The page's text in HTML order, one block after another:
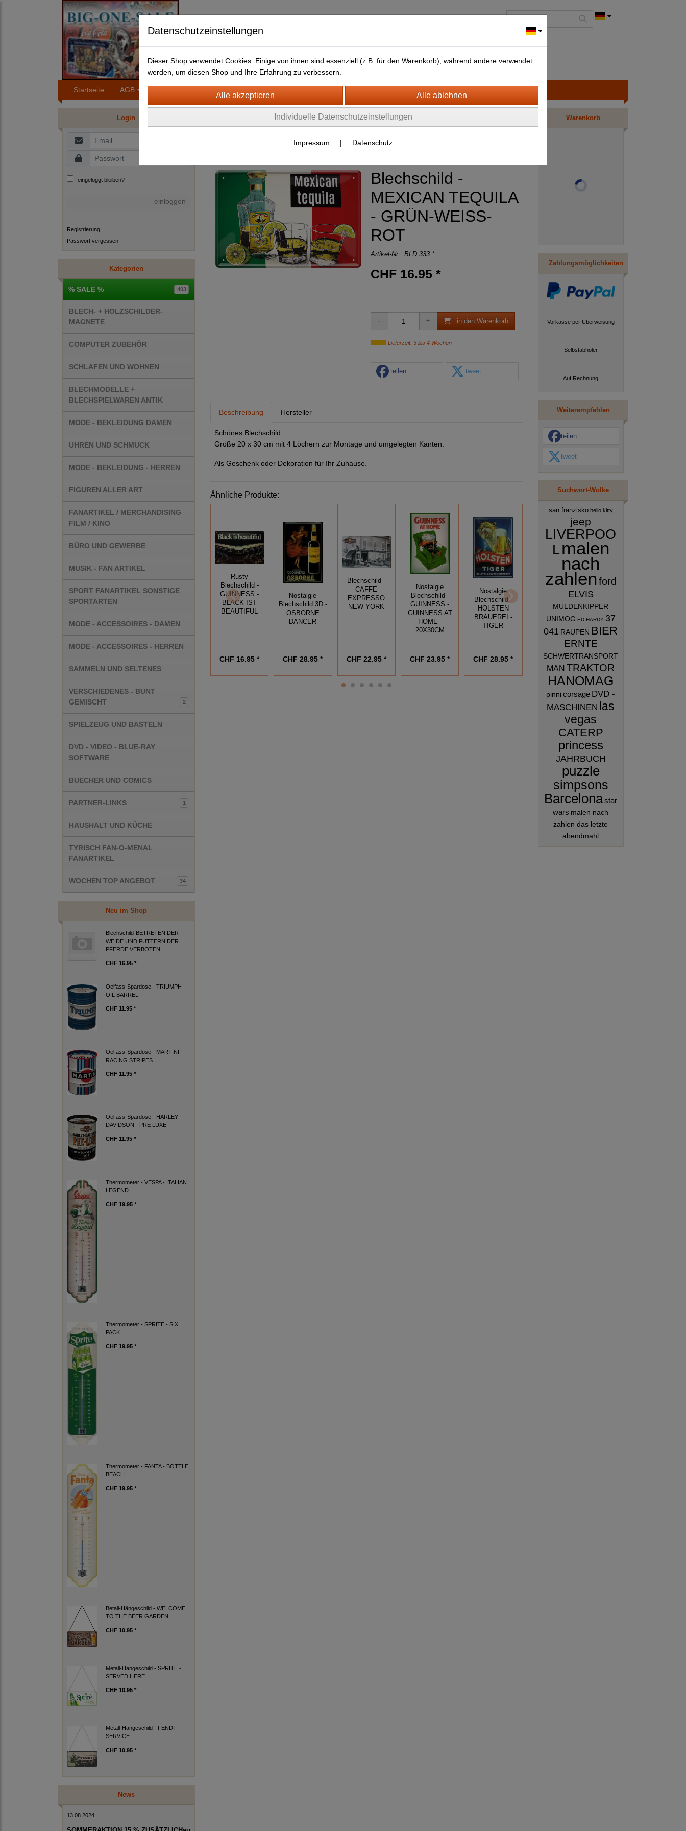
Startseite AGB Kontakt LIEFERFRISTEN ANFAHRTSWEG-GOOGLE MAP
Login
eingeloggt bleiben?
einloggen
Registrierung
Passwort vergessen
Kategorien
% SALE % 403
BLECH- + HOLZSCHILDER-
MAGNETE
COMPUTER ZUBEHÖR
SCHLAFEN UND WOHNEN
BLECHMODELLE +
BLECHSPIELWAREN ANTIK
MODE - BEKLEIDUNG DAMEN
UHREN UND SCHMUCK
MODE - BEKLEIDUNG - HERREN
FIGUREN ALLER ART
FANARTIKEL / MERCHANDISING
FILM / KINO
BÜRO UND GEWERBE
MUSIK - FAN ARTIKEL
SPORT FANARTIKEL SONSTIGE
SPORTARTEN
MODE - ACCESSOIRES - DAMEN
MODE - ACCESSOIRES - HERREN
SAMMELN UND SELTENES
VERSCHIEDENES - BUNT
GEMISCHT
2
SPIELZEUG UND BASTELN
DVD - VIDEO - BLUE-RAY
SOFTWARE
BUECHER UND COMICS
PARTNER-LINKS 1
HAUSHALT UND KÜCHE
TYRISCH FAN-O-MENAL
FANARTIKEL
WOCHEN TOP ANGEBOT 34
Neu im Shop
Blechschild-BETRETEN DER
WEIDE UND FÜTTERN DER
PFERDE VERBOTEN
CHF 16.95 *
Oelfass-Spardose - TRIUMPH -
OIL BARREL
CHF 11.95 *
Oelfass-Spardose - MARTINI -
RACING STRIPES
CHF 11.95 *
Oelfass-Spardose - HARLEY
DAVIDSON - PRE LUXE
CHF 11.95 *
Thermometer - VESPA - ITALIAN
LEGEND
CHF 19.95 *
Thermometer - SPRITE - SIX
PACK
CHF 19.95 *
Thermometer - FANTA - BOTTLE
BEACH
CHF 19.95 *
Betall-Hängeschild - WELCOME
TO THE BEER GARDEN
CHF 10.95 *
Metall-Hängeschild - SPRITE -
SERVED HERE
CHF 10.95 *
Metall-Hängeschild - FENDT
SERVICE
CHF 10.95 *
News
13.08.2024
BLECH- + HOLZSCHILDER-MAGNETE
BLECHSCHILDER CA. 20 X 30 CM
Blechschild -
MEXICAN TEQUILA
- GRÜN-WEISS-
ROT
Artikel-Nr.: BLD 333 *
CHF 16.95 *
in den Warenkorb
Lieferzeit: 3 bis 4 Wochen
teilen tweet
Beschreibung Hersteller
Schönes Blechschild
Größe 20 x 30 cm mit 4 Löchern zur Montage und umgelegten Kanten.
Als Geschenk oder Dekoration für Ihr Zuhause.
Ähnliche Produkte:
Rusty
Blechschild -
GUINNESS -
BLACK IST
BEAUTIFUL
CHF 16.95 *
Nostalgie
Blechschild 3D -
OSBORNE
DANCER
CHF 28.95 *
Blechschild -
CAFFE
EXPRESSO
NEW YORK
CHF 22.95 *
Nostalgie
Blechschild -
GUINNESS -
GUINNESS AT
HOME -
20X30CM
CHF 23.95 *
Nostalgie
Blechschild -
HOLSTEN
BRAUEREI -
TIGER
CHF 28.95 *
Nostalgie
GUINNESS -
THE TASTE OF
CHF 21.95 *
Blechschild -
SAUZA
CHF 28.95 *
Warenkorb
Zahlungsmöglichkeiten
Vorkasse per Überweisung
Selbstabholer
Auf Rechnung
Weiterempfehlen
teilen
tweet
Suchwort-Wolke
san franzisko hello kitty
jeep
LIVERPOO
L malen
nach
zahlen ford
ELVIS
MULDENKIPPER
UNIMOG ED HARDY 37
041 RAUPEN BIER
ERNTE
SCHWERTRANSPORT
MAN TRAKTOR
HANOMAG
pinni corsage DVD -
MASCHINEN las
vegas
CATERP
princess
JAHRBUCH
puzzle
simpsons
Barcelonastar
wars malen nach
zahlen das letzte
abendmahl
Datenschutzeinstellungen
Dieser Shop verwendet Cookies. Einige von ihnen sind essenziell (z.B. für den Warenkorb), während andere verwendet
werden, um diesen Shop und Ihre Erfahrung zu verbessern.
Individuelle Datenschutzeinstellungen
Impressum | Datenschutz